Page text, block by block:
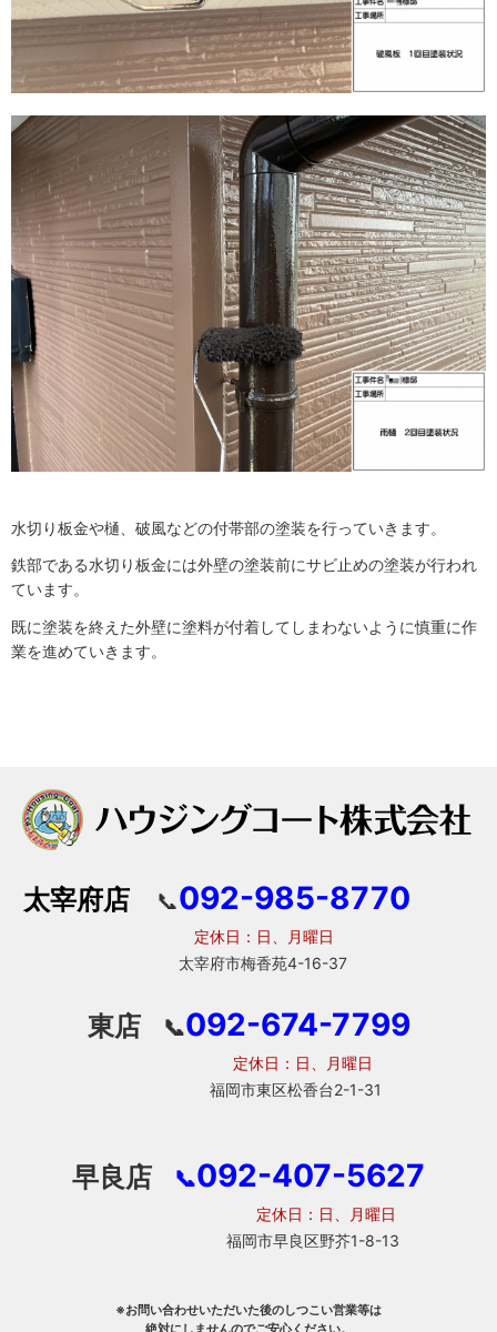
水切り板金や樋、破風などの付帯部の塗装を行っていきます。
鉄部である水切り板金には外壁の塗装前にサビ止めの塗装が行われ
ています。
既に塗装を終えた外壁に塗料が付着してしまわないように慎重に作
業を進めていきます。
太宰府店 📞092-985-8770
定休日：日、月曜日
太宰府市梅香苑4-16-37
東店 📞092-674-7799
定休日：日、月曜日
福岡市東区松香台2-1-31
早良店 📞092-407-5627
定休日：日、月曜日
福岡市早良区野芥1-8-13
※お問い合わせいただいた後のしつこい営業等は
絶対にしませんのでご安心ください。